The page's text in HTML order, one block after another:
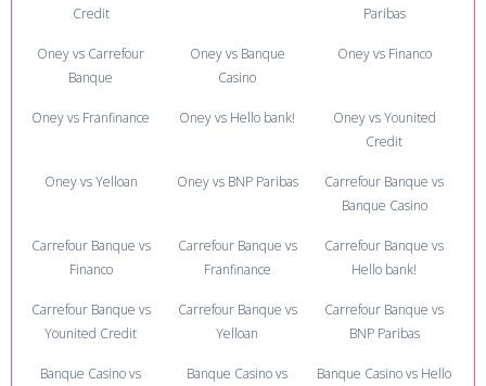
Credit
Paribas
Oney vs Carrefour
Banque
Oney vs Banque
Casino
Oney vs Financo
Oney vs Franfinance Oney vs Hello bank!
Oney vs Younited
Credit
Oney vs Yelloan Oney vs BNP Paribas
Carrefour Banque vs
Banque Casino
Carrefour Banque vs
Financo
Carrefour Banque vs
Franfinance
Carrefour Banque vs
Hello bank!
Carrefour Banque vs
Younited Credit
Carrefour Banque vs
Yelloan
Carrefour Banque vs
BNP Paribas
Banque Casino vs
Banque Casino vs
Banque Casino vs Hello